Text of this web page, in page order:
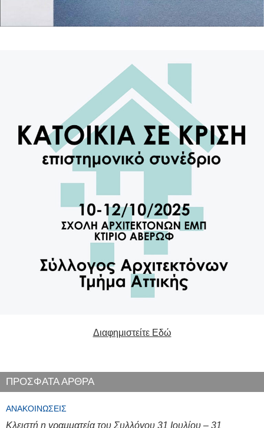
Διαφημιστείτε Εδώ
ΠΡΟΣΦΑΤΑ ΑΡΘΡΑ
ΑΝΑΚΟΙΝΏΣΕΙΣ
Κλειστή η γραμματεία του Συλλόγου 31 Ιουλίου – 31